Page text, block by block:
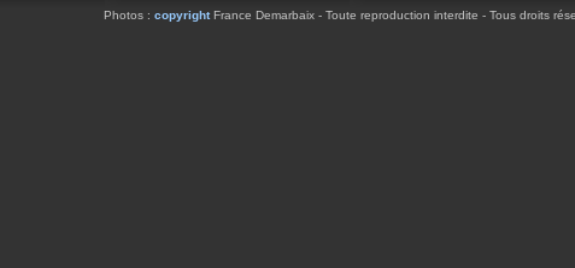
Photos : copyrightFrance Demarbaix - Toute reproduction interdite - Tous droits